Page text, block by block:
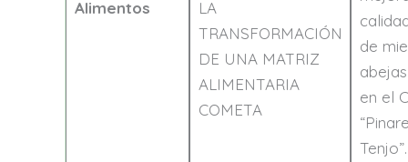
Alimentos
LA
TRANSFORMACIÓN
DE UNA MATRIZ
ALIMENTARIA
COMETA
de
en el
Tenjo”.